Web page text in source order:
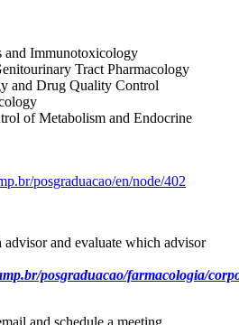
and Immunotoxicology
Tract Pharmacology
and Drug Quality Control
of Metabolism and Endocrine
posgraduacao/en/node/402
and evaluate which advisor
posgraduacao/farmacologia/
and schedule a meeting.